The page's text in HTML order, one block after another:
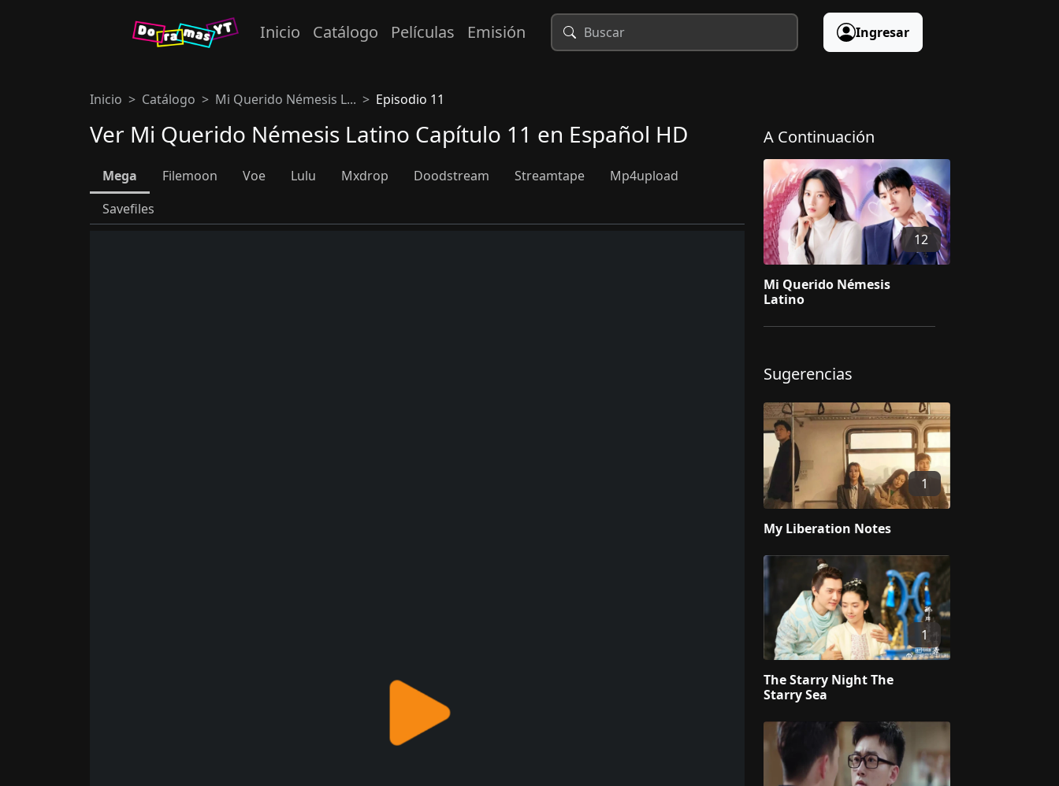
Inicio Catálogo Películas Emisión Ingresar
Inicio Catálogo Mi Querido Némesis L... Episodio 11
Ver Mi Querido Némesis Latino Capítulo 11 en Español HD
Mega Filemoon Voe Lulu Mxdrop Doodstream Streamtape
Mp4upload
Savefiles
A Continuación
12
Mi Querido Némesis
Latino
Sugerencias
1
My Liberation Notes
1
The Starry Night The
Starry Sea